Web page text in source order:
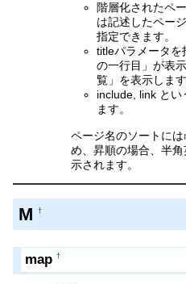
階層化されたペ
は記述したペー
指定できます。
titleパラメータを
の一行目」が表
覧」を表示します
include, link とい
ます。
ページ名のソートには
め、昇順の場合、半
示されます。
M †
map†